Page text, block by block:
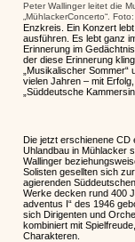
Peter Wallinger leitet die
„MühlackerConcerto“.
Enzkreis. Ein Konzert
ausführen. Es lebt ganz
Erinnerung im
der diese Erinnerung
„Musikalischer
vielen Jahren – mit
„Süddeutsche
Die jetzt erschienene CD
Uhlandbau in Mühlacker
Wallinger
Solisten gesellten sich
agierenden
Werke decken rund 400
adventus I“ des 1946
sich Dirigenten und
kombiniert mit
Charakteren.